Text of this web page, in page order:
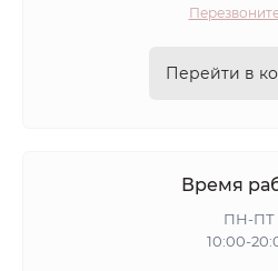
Перейти в
Время
ПН-ПТ
10:00-